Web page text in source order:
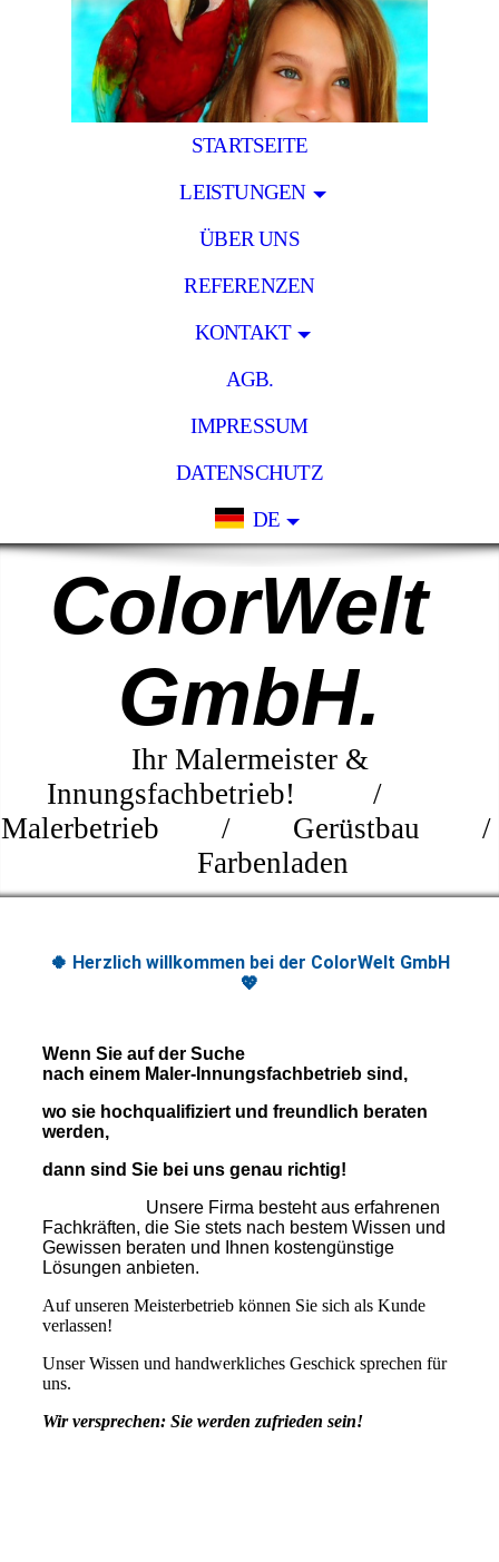
STARTSEITE
LEISTUNGEN
ÜBER UNS
REFERENZEN
KONTAKT
AGB.
IMPRESSUM
DATENSCHUTZ
DE
ColorWelt
GmbH.
Ihr Malermeister &
Innungsfachbetrieb! /
Malerbetrieb / Gerüstbau /
Farbenladen
🍀 Herzlich willkommen bei der ColorWelt GmbH
💖
Wenn Sie auf der Suche
nach einem Maler-Innungsfachbetriebsind,
wo sie hochqualifiziert und freundlich beraten
werden,
dann sind Sie bei uns genau richtig!
Unsere Firma besteht aus erfahrenen
Fachkräften, die Sie stets nach bestem Wissen und
Gewissen beraten und Ihnen kostengünstige
Lösungen anbieten.
Auf unseren Meisterbetrieb können Sie sich als Kunde
verlassen!
Unser Wissen und handwerkliches Geschick sprechen für
uns.
Wir versprechen: Sie werden zufrieden sein!